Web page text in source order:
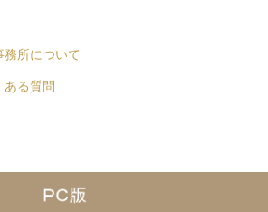
所について
ある質問